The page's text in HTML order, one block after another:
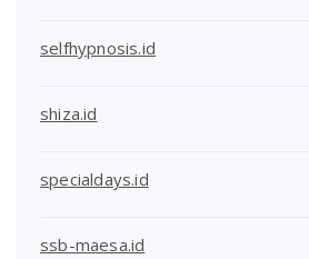
selfhypnosis.id
shiza.id
specialdays.id
ssb-maesa.id